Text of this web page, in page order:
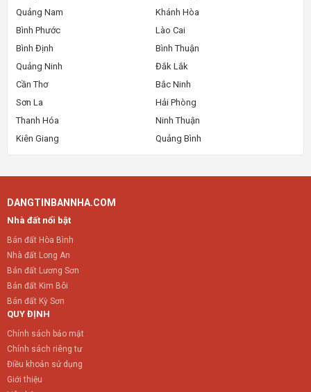
Quảng Nam
Khánh Hòa
Bình Phước
Lào Cai
Bình Định
Bình Thuận
Quảng Ninh
Đắk Lắk
Cần Thơ
Bắc Ninh
Sơn La
Hải Phòng
Thanh Hóa
Ninh Thuận
Kiên Giang
Quảng Bình
DANGTINBANNHA.COM
Nhà đất nổi bật
Bán đất Hòa Bình
Nhà đất Long An
Bán đất Lương Sơn
Bán đất Kim Bôi
Bán đất Kỳ Sơn
QUY ĐỊNH
Chính sách bảo mật
Chính sách riêng tư
Điều khoản sử dụng
Giới thiệu